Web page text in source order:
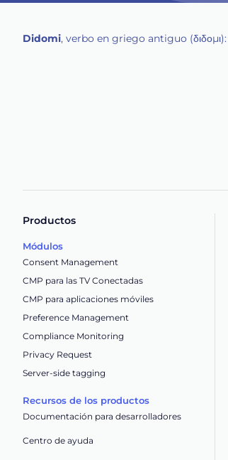
Didomi, verbo en griego antiguo
Productos
Módulos
Consent Management
CMP para las TV Conectadas
CMP para aplicaciones móviles
Preference Management
Compliance Monitoring
Privacy Request
Server-side tagging
Recursos de los productos
Documentación para desarrolladores
Centro de ayuda